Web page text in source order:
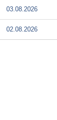
03.08.2026
02.08.2026